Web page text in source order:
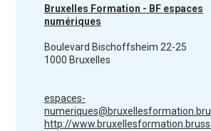
Bruxelles Formation - BF espaces
numériques
Boulevard Bischoffsheim 22-25
1000 Bruxelles
espaces-
http://